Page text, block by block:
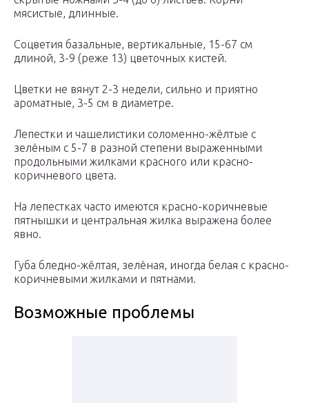
мясистые, длинные.
Соцветия базальные, вертикальные, 15-67 см
длиной, 3-9 (реже 13) цветочных кистей.
Цветки не вянут 2-3 недели, сильно и приятно
ароматные, 3-5 см в диаметре.
Лепестки и чашелистики соломенно-жёлтые с
зелёным с 5-7 в разной степени выраженными
продольными жилками красного или красно-
коричневого цвета.
На лепестках часто имеются красно-коричневые
пятнышки и центральная жилка выражена более
явно.
Губа бледно-жёлтая, зелёная, иногда белая с красно-
коричневыми жилками и пятнами.
Возможные проблемы